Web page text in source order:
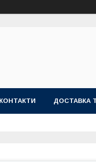
КОНТАКТИ ДОСТАВКА